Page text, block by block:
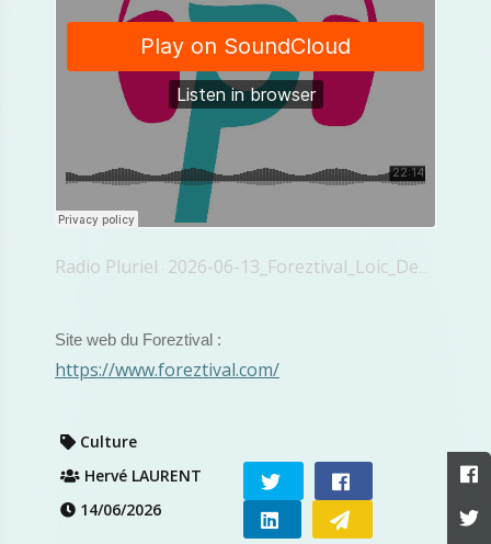
Radio Pluriel · 2026-06-13_Foreztival_Loic_Dechavanne
Site web du Foreztival :
https://www.foreztival.com/
Culture
Hervé LAURENT
14/06/2026